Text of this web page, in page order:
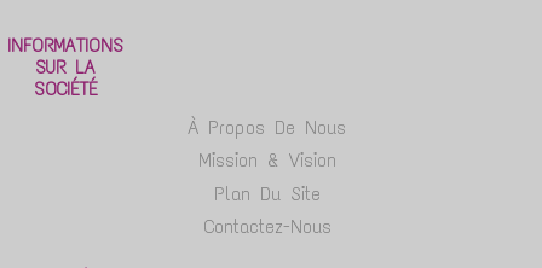
INFORMATIONS
SUR LA
SOCIÉTÉ
À Propos De Nous
Mission & Vision
Plan Du Site
Contactez-Nous